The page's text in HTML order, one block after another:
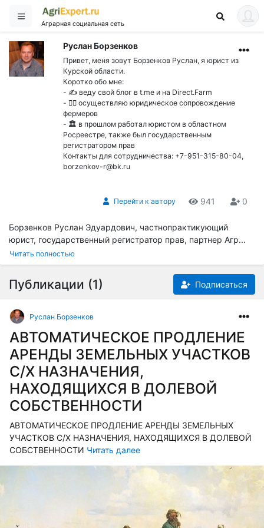
Аграрная социальная сеть
Руслан Борзенков
Привет, меня зовут Борзенков Руслан, я юрист из
Курской области.
Коротко обо мне:
- ✍️ веду свой блог в t.me и на Direct.Farm
- 👨‍⚖️ осуществляю юридическое сопровождение
фермеров
- 🏛 в прошлом работал юристом в областном
Росреестре, также был государственным
регистратором прав
Контакты для сотрудничества: +7-951-315-80-04,
borzenkov-r@bk.ru
Перейти к автору 941 0
Борзенков Руслан Эдуардович, частнопрактикующий
юрист, государственный регистратор прав, партнер Агр...
Читать полностью
Публикации (1) Подписаться
Руслан Борзенков
АВТОМАТИЧЕСКОЕ ПРОДЛЕНИЕ
АРЕНДЫ ЗЕМЕЛЬНЫХ УЧАСТКОВ
С/Х НАЗНАЧЕНИЯ,
НАХОДЯЩИХСЯ В ДОЛЕВОЙ
СОБСТВЕННОСТИ
АВТОМАТИЧЕСКОЕ ПРОДЛЕНИЕ АРЕНДЫ ЗЕМЕЛЬНЫХ
УЧАСТКОВ С/Х НАЗНАЧЕНИЯ, НАХОДЯЩИХСЯ В ДОЛЕВОЙ
СОБСТВЕННОСТИ Читать далее